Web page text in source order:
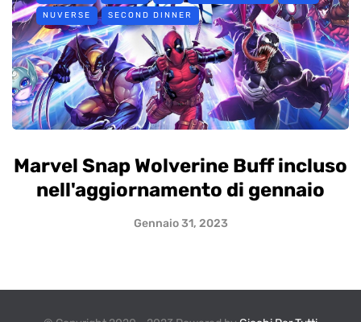
NUVERSE SECOND DINNER
Marvel Snap Wolverine Buff incluso
nell'aggiornamento di gennaio
Gennaio 31, 2023